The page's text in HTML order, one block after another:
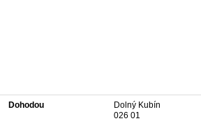
Dohodou
Dolný Kubín
026 01